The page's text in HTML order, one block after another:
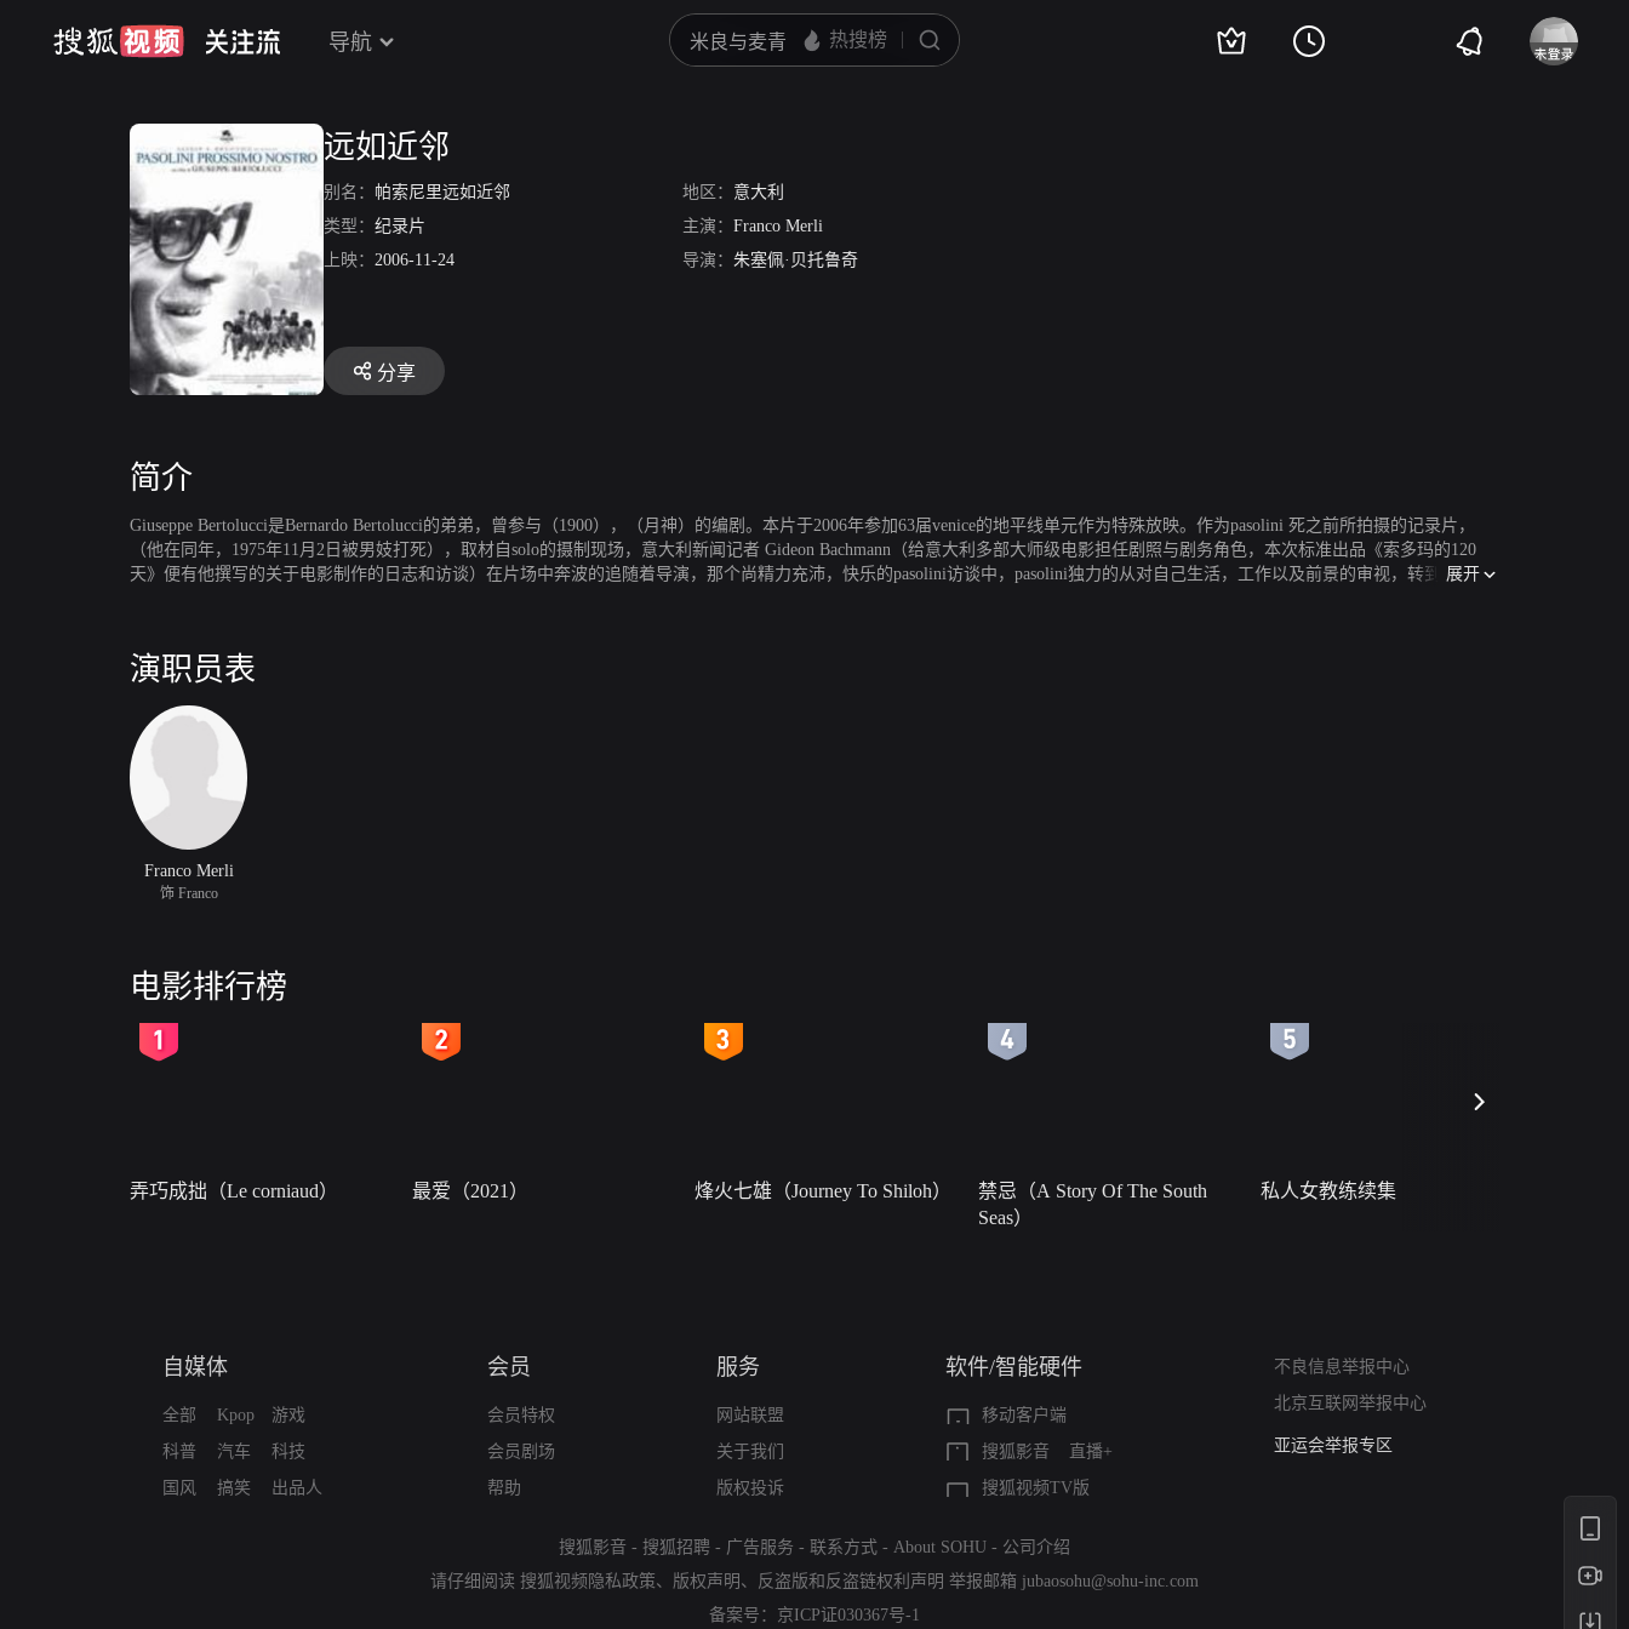
导航
远如近邻
别名： 帕索尼里远如近邻 地区： 意大利
类型： 纪录片 主演： Franco Merli
上映： 2006-11-24 导演： 朱塞佩·贝托鲁奇
分享
简介
Giuseppe Bertolucci是Bernardo Bertolucci的弟弟，曾参与（1900），（月神）的编剧。本片于2006年参加63届venice的地平线单元作为特殊放映。作为pasolini 死之前所拍摄的记录片，
（他在同年，1975年11月2日被男妓打死），取材自solo的摄制现场，意大利新闻记者 Gideon Bachmann（给意大利多部大师级电影担任剧照与剧务角色，本次标准出品《索多玛的120
天》便有他撰写的关于电影制作的日志和访谈）在片场中奔波的追随着导演，那个尚精力充沛，快乐的pasolini访谈中，pasolini独力的从对自己生活，工作以及前景的审视，转到对现代
展开
演职员表
Franco Merli
饰 Franco
电影排行榜
弄巧成拙（Le corniaud） 最爱（2021） 烽火七雄（Journey To Shiloh）
禁忌（A Story Of The South
Seas）
私人女教练续集
自媒体
全部
科普
国风
Kpop
汽车
搞笑
游戏
科技
出品人
会员
会员特权
会员剧场
帮助
服务
网站联盟
关于我们
版权投诉
软件/智能硬件
移动客户端
搜狐影音
直播+
搜狐视频TV版
不良信息举报中心
北京互联网举报中心
12318 文化市场举报
涉历史虚无举报
搜狐影音 - 搜狐招聘 - 广告服务 - 联系方式 - About SOHU - 公司介绍
请仔细阅读 搜狐视频隐私政策、 版权声明 、 反盗版和反盗链权利声明 举报邮箱 jubaosohu@sohu-inc.com
备案号： 京ICP证030367号-1